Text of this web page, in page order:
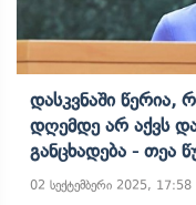
Დასკვნაში Წერია,
Დღემდე Არ Აქვს
Განცხადება - Თეა
02 სექტემბერი 2025, 17:58